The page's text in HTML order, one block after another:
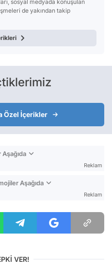
sosyal medyada konuşulan
de yakından takip
Özel İçerikler
Reklam
Aşağıda
Reklam
VER!